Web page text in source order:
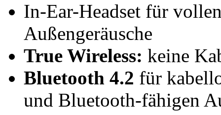
In-Ear-Headset für
Außengeräusche
True Wireless: keine
Bluetooth 4.2 für
und Bluetooth-fähigen